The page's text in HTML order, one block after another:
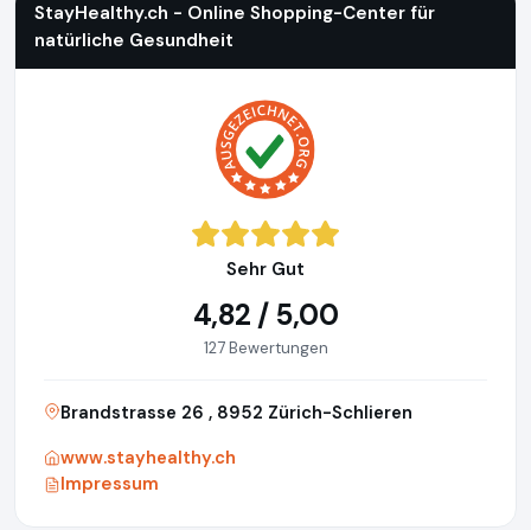
StayHealthy.ch - Online Shopping-Center für
natürliche Gesundheit
Sehr Gut
4,82 / 5,00
127 Bewertungen
Brandstrasse 26 , 8952 Zürich-Schlieren
www.stayhealthy.ch
Impressum